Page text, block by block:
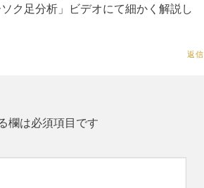
ク足分析」ビデオにて細かく解説し
返信
欄は必須項目です